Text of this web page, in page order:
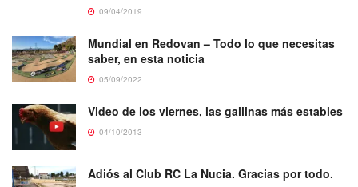
09/04/2019
Mundial en Redovan – Todo lo que necesitas
saber, en esta noticia
05/09/2022
Video de los viernes, las gallinas más estables
04/10/2013
Adiós al Club RC La Nucia. Gracias por todo.